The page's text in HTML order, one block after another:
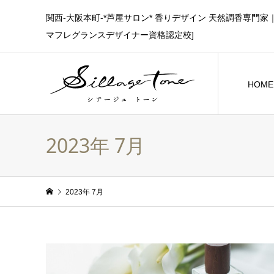
関西-大阪本町-*芦屋サロン* 香りデザイン 天然調香専門
マフレグランスデザイナー資格認定校]
2023年 7月
2023年 7月